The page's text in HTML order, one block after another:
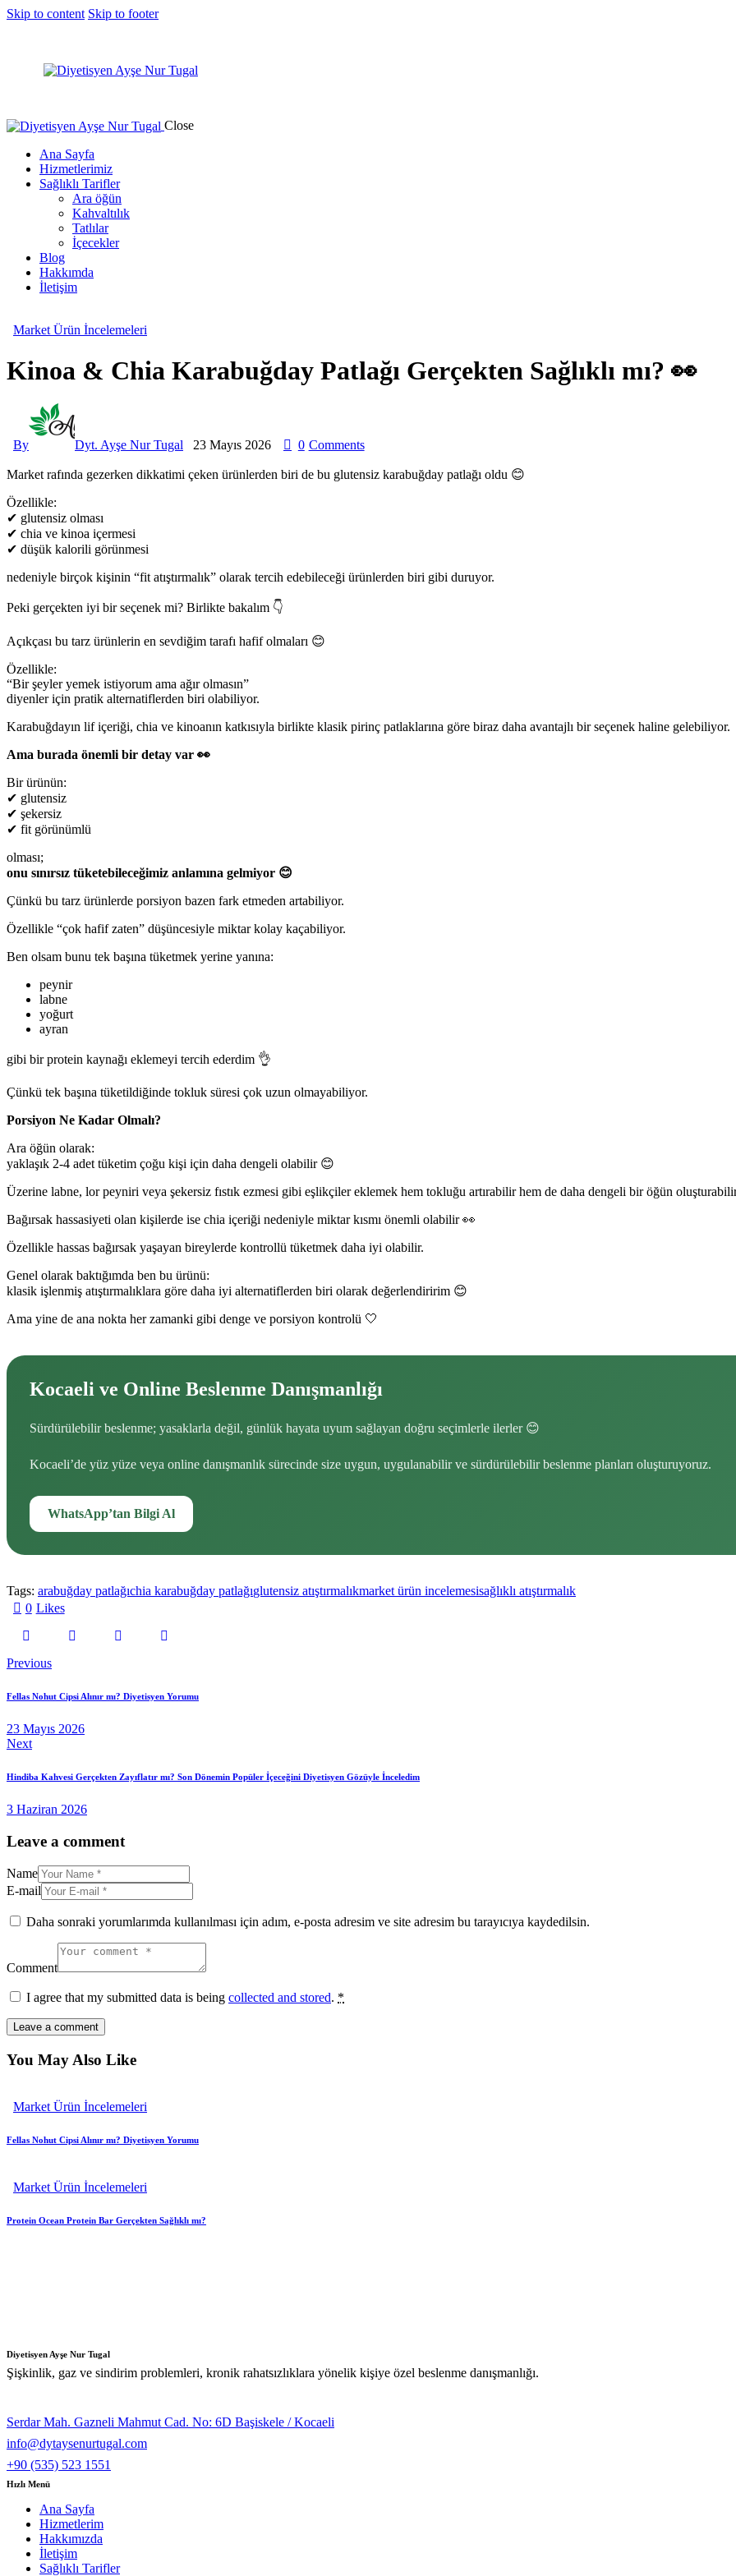
Skip to content Skip to footer
Close
Ana Sayfa
Hizmetlerimiz
Sağlıklı Tarifler
Ara öğün
Kahvaltılık
Tatlılar
İçecekler
Blog
Hakkımda
İletişim
Market Ürün İncelemeleri
Kinoa & Chia Karabuğday Patlağı Gerçekten Sağlıklı mı? 👀
By Dyt. Ayşe Nur Tugal 23 Mayıs 2026 0 Comments
Market rafında gezerken dikkatimi çeken ürünlerden biri de bu glutensiz karabuğday patlağı oldu 😊
Özellikle:
✔ glutensiz olması
✔ chia ve kinoa içermesi
✔ düşük kalorili görünmesi
nedeniyle birçok kişinin “fit atıştırmalık” olarak tercih edebileceği ürünlerden biri gibi duruyor.
Peki gerçekten iyi bir seçenek mi? Birlikte bakalım 👇
Açıkçası bu tarz ürünlerin en sevdiğim tarafı hafif olmaları 😊
Özellikle:
“Bir şeyler yemek istiyorum ama ağır olmasın”
diyenler için pratik alternatiflerden biri olabiliyor.
Karabuğdayın lif içeriği, chia ve kinoanın katkısıyla birlikte klasik pirinç patlaklarına göre biraz daha avantajlı bir seçenek haline gelebiliyor.
Ama burada önemli bir detay var 👀
Bir ürünün:
✔ glutensiz
✔ şekersiz
✔ fit görünümlü
olması;
onu sınırsız tüketebileceğimiz anlamına gelmiyor 😊
Çünkü bu tarz ürünlerde porsiyon bazen fark etmeden artabiliyor.
Özellikle “çok hafif zaten” düşüncesiyle miktar kolay kaçabiliyor.
Ben olsam bunu tek başına tüketmek yerine yanına:
peynir
labne
yoğurt
ayran
gibi bir protein kaynağı eklemeyi tercih ederdim 👌
Çünkü tek başına tüketildiğinde tokluk süresi çok uzun olmayabiliyor.
Porsiyon Ne Kadar Olmalı?
Ara öğün olarak:
yaklaşık 2-4 adet tüketim çoğu kişi için daha dengeli olabilir 😊
Üzerine labne, lor peyniri veya şekersiz fıstık ezmesi gibi eşlikçiler eklemek hem tokluğu artırabilir hem de daha dengeli bir öğün
Bağırsak hassasiyeti olan kişilerde ise chia içeriği nedeniyle miktar kısmı önemli olabilir 👀
Özellikle hassas bağırsak yaşayan bireylerde kontrollü tüketmek daha iyi olabilir.
Genel olarak baktığımda ben bu ürünü:
klasik işlenmiş atıştırmalıklara göre daha iyi alternatiflerden biri olarak değerlendiririm 😊
Ama yine de ana nokta her zamanki gibi denge ve porsiyon kontrolü 🤍
Kocaeli ve Online Beslenme Danışmanlığı
Sürdürülebilir beslenme; yasaklarla değil, günlük hayata uyum sağlayan doğru seçimlerle ilerler 😊
Kocaeli’de yüz yüze veya online danışmanlık sürecinde size uygun, uygulanabilir ve sürdürülebilir beslenme planları oluşturuyoruz.
WhatsApp’tan Bilgi Al
Tags: arabuğday patlağıchia karabuğday patlağıglutensiz atıştırmalıkmarket ürün incelemesisağlıklı atıştırmalık
0 Likes
Yazı
gezinmesi
Previous
Fellas Nohut Cipsi Alınır mı? Diyetisyen Yorumu
23 Mayıs 2026
Next
Hindiba Kahvesi Gerçekten Zayıflatır mı? Son Dönemin Popüler İçeceğini Diyetisyen Gözüyle İnceledim
3 Haziran 2026
Leave a comment
Name
E-mail
Daha sonraki yorumlarımda kullanılması için adım, e-posta adresim ve site adresim bu tarayıcıya kaydedilsin.
Comment
I agree that my submitted data is being collected and stored. *
You May Also Like
Market Ürün İncelemeleri
Fellas Nohut Cipsi Alınır mı? Diyetisyen Yorumu
Market Ürün İncelemeleri
Protein Ocean Protein Bar Gerçekten Sağlıklı mı?
Diyetisyen Ayşe Nur Tugal
Şişkinlik, gaz ve sindirim problemleri, kronik rahatsızlıklara yönelik kişiye özel beslenme danışmanlığı.
Serdar Mah. Gazneli Mahmut Cad. No: 6D Başiskele / Kocaeli
info@dytaysenurtugal.com
+90 (535) 523 1551
Hızlı Menü
Ana Sayfa
Hizmetlerim
Hakkımızda
İletişim
Sağlıklı Tarifler